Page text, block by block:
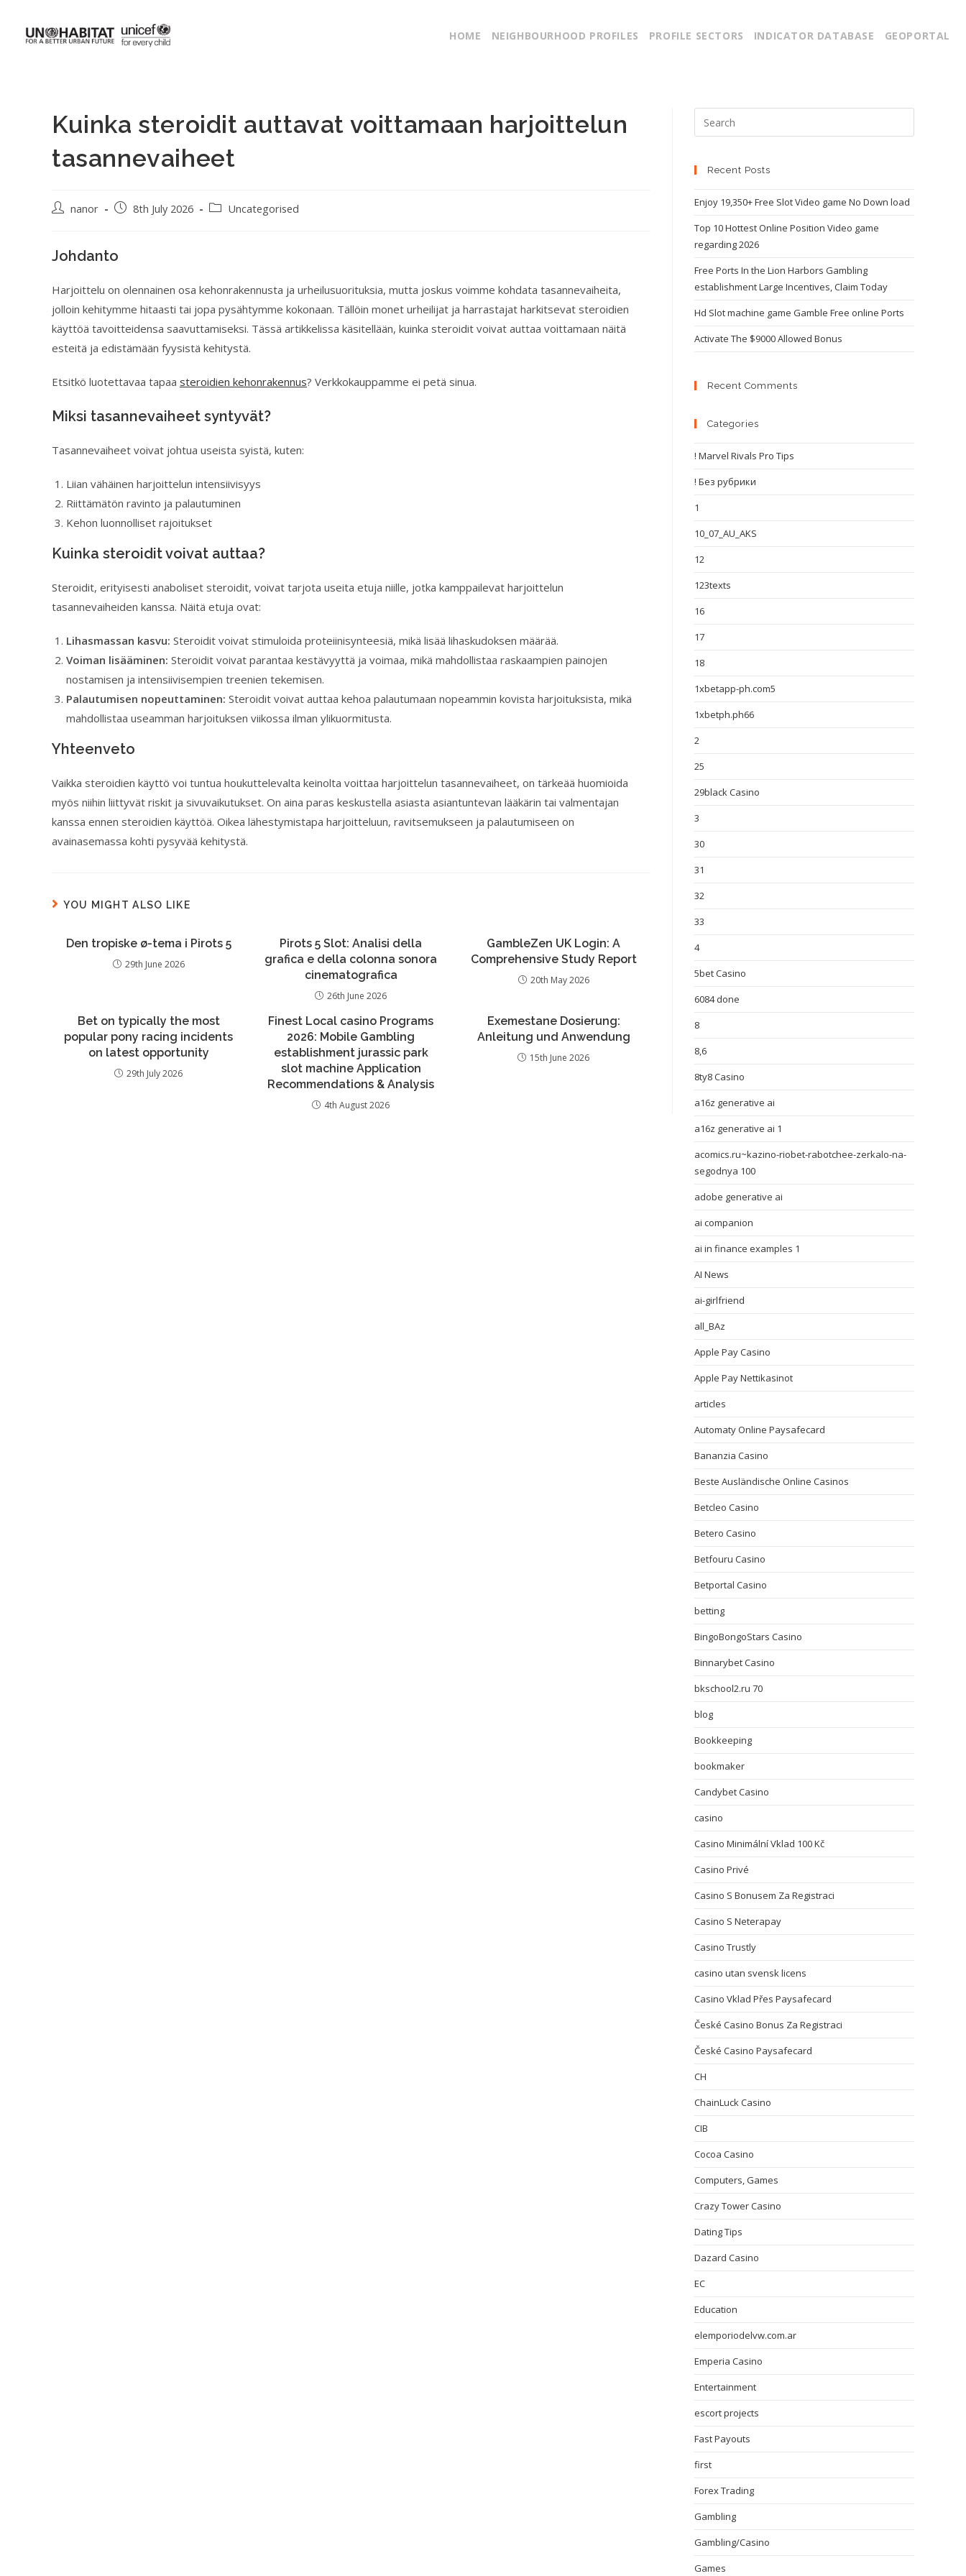
HOME NEIGHBOURHOOD PROFILES PROFILE SECTORS INDICATOR DATABASE GEOPORTAL
Kuinka steroidit auttavat voittamaan harjoittelun
tasannevaiheet
nanor 8th July 2026 Uncategorised
Johdanto
Harjoittelu on olennainen osa kehonrakennusta ja urheilusuorituksia, mutta joskus voimme kohdata tasannevaiheita,
jolloin kehitymme hitaasti tai jopa pysähtymme kokonaan. Tällöin monet urheilijat ja harrastajat harkitsevat steroidien
käyttöä tavoitteidensa saavuttamiseksi. Tässä artikkelissa käsitellään, kuinka steroidit voivat auttaa voittamaan näitä
esteitä ja edistämään fyysistä kehitystä.
Etsitkö luotettavaa tapaa steroidien kehonrakennus? Verkkokauppamme ei petä sinua.
Miksi tasannevaiheet syntyvät?
Tasannevaiheet voivat johtua useista syistä, kuten:
Liian vähäinen harjoittelun intensiivisyys
Riittämätön ravinto ja palautuminen
Kehon luonnolliset rajoitukset
Kuinka steroidit voivat auttaa?
Steroidit, erityisesti anaboliset steroidit, voivat tarjota useita etuja niille, jotka kamppailevat harjoittelun
tasannevaiheiden kanssa. Näitä etuja ovat:
Lihasmassan kasvu: Steroidit voivat stimuloida proteiinisynteesiä, mikä lisää lihaskudoksen määrää.
Voiman lisääminen: Steroidit voivat parantaa kestävyyttä ja voimaa, mikä mahdollistaa raskaampien painojen
nostamisen ja intensiivisempien treenien tekemisen.
Palautumisen nopeuttaminen: Steroidit voivat auttaa kehoa palautumaan nopeammin kovista harjoituksista, mikä
mahdollistaa useamman harjoituksen viikossa ilman ylikuormitusta.
Yhteenveto
Vaikka steroidien käyttö voi tuntua houkuttelevalta keinolta voittaa harjoittelun tasannevaiheet, on tärkeää huomioida
myös niihin liittyvät riskit ja sivuvaikutukset. On aina paras keskustella asiasta asiantuntevan lääkärin tai valmentajan
kanssa ennen steroidien käyttöä. Oikea lähestymistapa harjoitteluun, ravitsemukseen ja palautumiseen on
avainasemassa kohti pysyvää kehitystä.
YOU MIGHT ALSO LIKE
Den tropiske ø-tema i Pirots 5
29th June 2026
Pirots 5 Slot: Analisi della
grafica e della colonna sonora
cinematografica
26th June 2026
GambleZen UK Login: A
Comprehensive Study Report
20th May 2026
Bet on typically the most
popular pony racing incidents
on latest opportunity
29th July 2026
Finest Local casino Programs
2026: Mobile Gambling
establishment jurassic park
slot machine Application
Recommendations & Analysis
4th August 2026
Exemestane Dosierung:
Anleitung und Anwendung
15th June 2026
Recent Posts
Enjoy 19,350+ Free Slot Video game No Down load
Top 10 Hottest Online Position Video game
regarding 2026
Free Ports In the Lion Harbors Gambling
establishment Large Incentives, Claim Today
Hd Slot machine game Gamble Free online Ports
Activate The $9000 Allowed Bonus
Recent Comments
Categories
! Marvel Rivals Pro Tips
! Без рубрики
1
10_07_AU_AKS
12
123texts
16
17
18
1xbetapp-ph.com5
1xbetph.ph66
2
25
29black Casino
3
30
31
32
33
4
5bet Casino
6084 done
8
8,6
8ty8 Casino
a16z generative ai
a16z generative ai 1
acomics.ru~kazino-riobet-rabotchee-zerkalo-na-
segodnya 100
adobe generative ai
ai companion
ai in finance examples 1
AI News
ai-girlfriend
all_BAz
Apple Pay Casino
Apple Pay Nettikasinot
articles
Automaty Online Paysafecard
Bananzia Casino
Beste Ausländische Online Casinos
Betcleo Casino
Betero Casino
Betfouru Casino
Betportal Casino
betting
BingoBongoStars Casino
Binnarybet Casino
bkschool2.ru 70
blog
Bookkeeping
bookmaker
Candybet Casino
casino
Casino Minimální Vklad 100 Kč
Casino Privé
Casino S Bonusem Za Registraci
Casino S Neterapay
Casino Trustly
casino utan svensk licens
Casino Vklad Přes Paysafecard
České Casino Bonus Za Registraci
České Casino Paysafecard
CH
ChainLuck Casino
CIB
Cocoa Casino
Computers, Games
Crazy Tower Сasino
Dating Tips
Dazard Casino
EC
Education
elemporiodelvw.com.ar
Emperia Casino
Entertainment
escort projects
Fast Payouts
first
Forex Trading
Gambling
Gambling/Casino
Games